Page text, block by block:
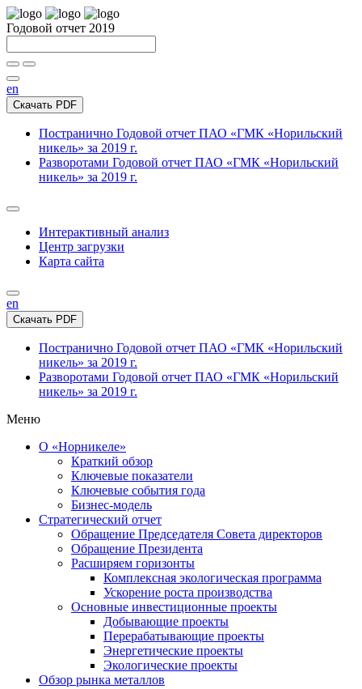
Годовой отчет 2019
en
Скачать PDF
Постранично Годовой отчет ПАО «ГМК «Норильский
никель» за 2019 г.
Разворотами Годовой отчет ПАО «ГМК «Норильский
никель» за 2019 г.
Интерактивный анализ
Центр загрузки
Карта сайта
en
Скачать PDF
Постранично Годовой отчет ПАО «ГМК «Норильский
никель» за 2019 г.
Разворотами Годовой отчет ПАО «ГМК «Норильский
никель» за 2019 г.
Меню
О «Норникеле»
Краткий обзор
Ключевые показатели
Ключевые события года
Бизнес-модель
Стратегический отчет
Обращение Председателя Совета директоров
Обращение Президента
Расширяем горизонты
Комплексная экологическая программа
Ускорение роста производства
Основные инвестиционные проекты
Добывающие проекты
Перерабатывающие проекты
Энергетические проекты
Экологические проекты
Обзор рынка металлов